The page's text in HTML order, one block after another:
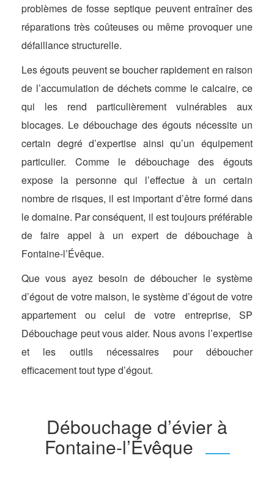
problèmes de fosse septique peuvent entraîner des
réparations très coûteuses ou même provoquer une
défaillance structurelle.
Les égouts peuvent se boucher rapidement en raison
de l’accumulation de déchets comme le calcaire, ce
qui les rend particulièrement vulnérables aux
blocages. Le débouchage des égouts nécessite un
certain degré d’expertise ainsi qu’un équipement
particulier. Comme le débouchage des égouts
expose la personne qui l’effectue à un certain
nombre de risques, il est important d’être formé dans
le domaine. Par conséquent, il est toujours préférable
de faire appel à un expert de débouchage à
Fontaine-l’Évêque.
Que vous ayez besoin de déboucher le système
d’égout de votre maison, le système d’égout de votre
appartement ou celui de votre entreprise, SP
Débouchage peut vous aider. Nous avons l’expertise
et les outils nécessaires pour déboucher
efficacement tout type d’égout.
Débouchage d’évier à
Fontaine-l’Évêque